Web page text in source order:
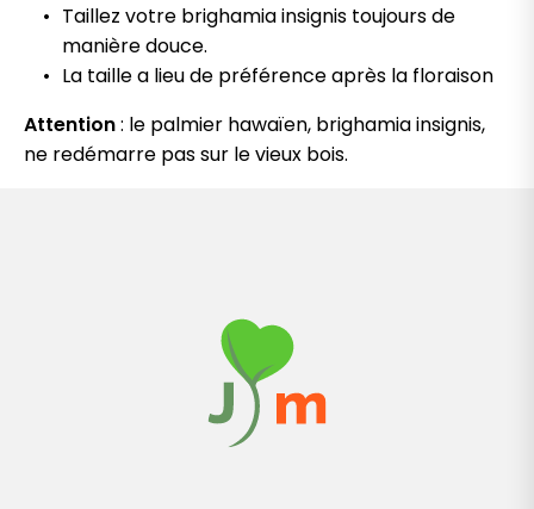
Taillez votre brighamia insignis toujours de
manière douce.
La taille a lieu de préférence après la floraison
Attention: le palmier hawaïen, brighamia insignis,
ne redémarre pas sur le vieux bois.